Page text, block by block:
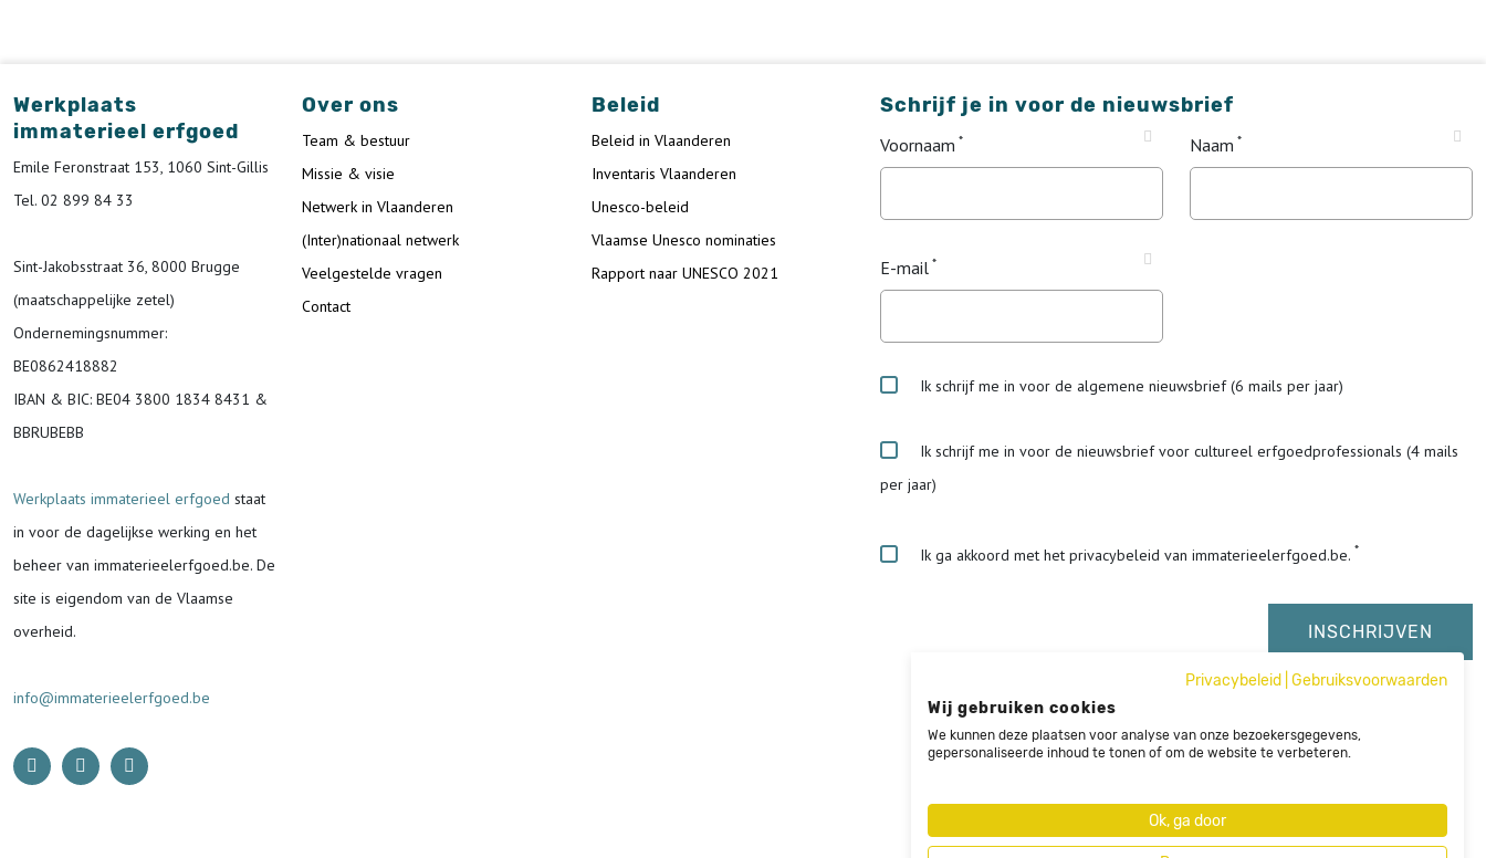
Werkplaats
immaterieel erfgoed
Emile Feronstraat 153, 1060 Sint-Gillis
Tel. 02 899 84 33
Sint-Jakobsstraat 36, 8000 Brugge
(maatschappelijke zetel)
Ondernemingsnummer:
BE0862418882
IBAN & BIC: BE04 3800 1834 8431 &
BBRUBEBB
Werkplaats immaterieel erfgoed staat
in voor de dagelijkse werking en het
beheer van immaterieelerfgoed.be. De
site is eigendom van de Vlaamse
overheid.
info@immaterieelerfgoed.be
Over ons
Team & bestuur
Missie & visie
Netwerk in Vlaanderen
(Inter)nationaal netwerk
Veelgestelde vragen
Contact
Beleid
Beleid in Vlaanderen
Inventaris Vlaanderen
Unesco-beleid
Vlaamse Unesco nominaties
Rapport naar UNESCO 2021
Schrijf je in voor de nieuwsbrief
Voornaam Naam
E-mail
Ik schrijf me in voor de algemene nieuwsbrief (6 mails per jaar)
Ik schrijf me in voor de nieuwsbrief voor cultureel erfgoedprofessionals (4 mails
per jaar)
Ik ga akkoord met het privacybeleid van immaterieelerfgoed.be.
Privacybeleid
Gebruiksvoorwaarden
Wij gebruiken cookies
We kunnen deze plaatsen voor analyse van onze bezoekersgegevens,
gepersonaliseerde inhoud te tonen of om de website te verbeteren.
Ok, ga door